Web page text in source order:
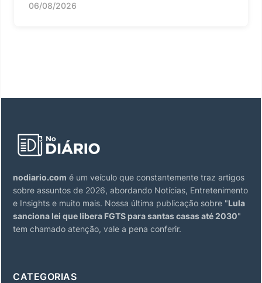
06/08/2026
nodiario.com é um veículo que constantemente traz artigos
sobre assuntos de 2026, abordando Notícias, Entretenimento
e Insights e muito mais. Nossa última publicação sobre "Lula
sanciona lei que libera FGTS para santas casas até 2030"
tem chamado atenção, vale a pena conferir.
CATEGORIAS